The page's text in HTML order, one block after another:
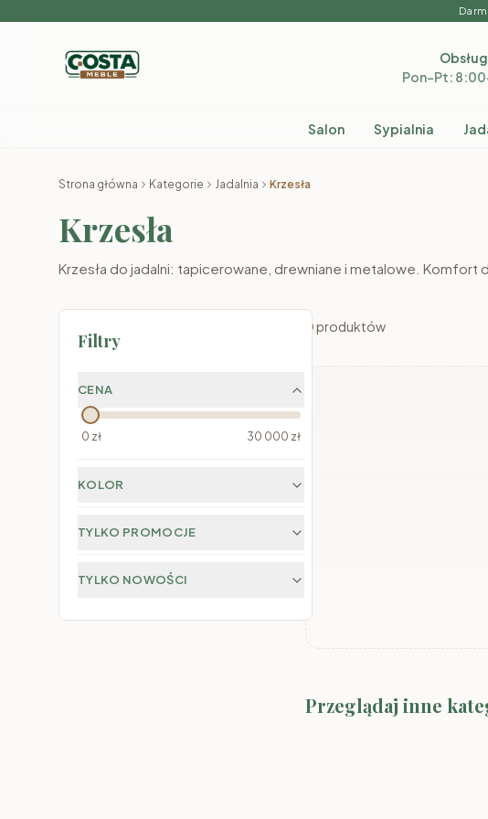
Pon–Pt:
Salon Sypialnia
Strona główna Kategorie Jadalnia Krzesła
Krzesła
Krzesła do jadalni: tapicerowane, drewniane i metalowe. Komfort
Filtry
CENA
0 zł 30 000 zł
KOLOR
TYLKO PROMOCJE
TYLKO NOWOŚCI
0produktów
Przeglądaj inne
Stoły